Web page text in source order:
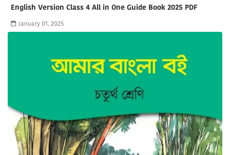
English Version Class 4 All in One Guide Book 2025 PDF
January 01, 2025